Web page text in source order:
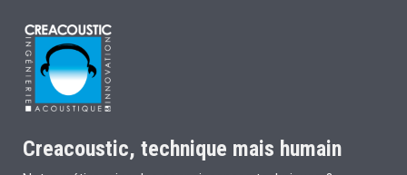
Creacoustic, technique mais humain